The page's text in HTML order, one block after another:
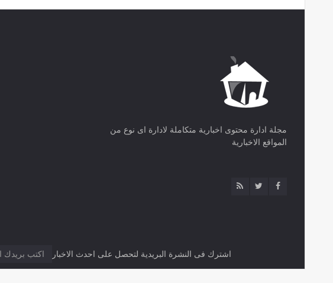
مجلة ادارة محتوى اخبارية متكاملة لادارة اى نوع من
المواقع الاخبارية
اشترك فى النشرة البريدية لتحصل على احدث الاخبار